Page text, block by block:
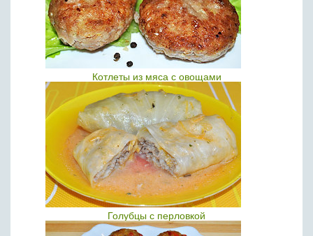
Котлеты из мяса с овощами
Голубцы с перловкой